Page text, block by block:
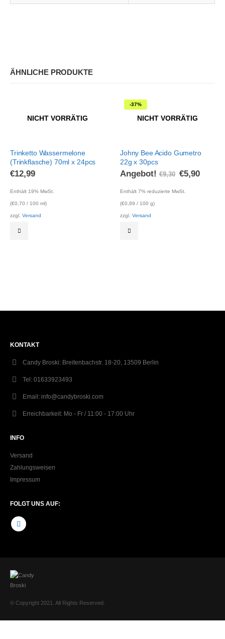
ÄHNLICHE PRODUKTE
NICHT VORRÄTIG
Trinketto Wassermelone
(Trinkflasche) 70ml x 24pcs
€12,99
Enthält 19% MwSt.
(€0,70 / 100 ml)
zzgl. Versand
-37%
NICHT VORRÄTIG
Johny Bee Acido Gumetro
22g x 30pcs
Angebot! €9,30 €5,90
Enthält 7% reduzierte MwSt.
(€0,89 / 100 g)
zzgl. Versand
KONTAKT
Candy Broski: Breitenbachstr. 18-20, 13509 Berlin
Tel: 01633923493
Email: info@candybroski.com
Erreichbarkeit: Mo - Fr / 11:00 - 17:00 Uhr
INFO
Versand
Zahlungsweisen
Impressum
FOLGT UNS AUF:
© Copyright 2021. All Rights Reserved.